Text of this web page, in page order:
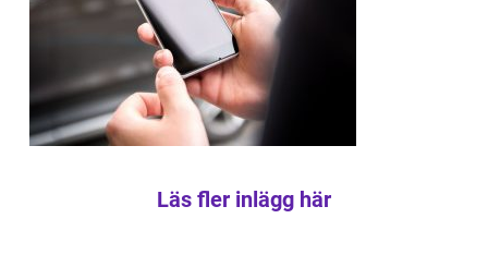
Läs fler inlägg här